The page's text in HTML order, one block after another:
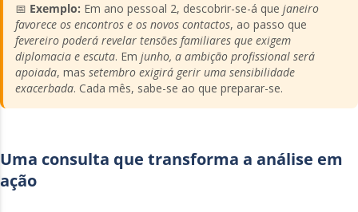
📅 Exemplo: Em ano pessoal 2, descobrir-se-á que janeiro
favorece os encontros e os novos contactos, ao passo que
fevereiro poderá revelar tensões familiares que exigem
diplomacia e escuta. Em junho, a ambição profissional será
apoiada, mas setembro exigirá gerir uma sensibilidade
exacerbada. Cada mês, sabe-se ao que preparar-se.
Uma consulta que transforma a análise em
ação